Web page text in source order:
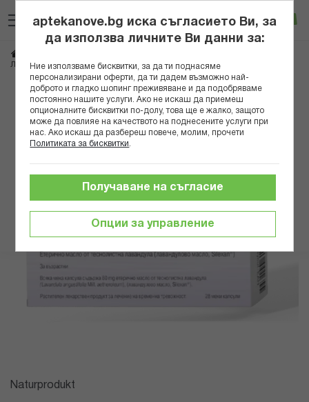
към
съдържанието
Вход
ЛЕВАКСАН КАПС. 80МГ Х 28
Преминете
края
Преминете
Naturprodukt
aptekanove.bg иска съгласието Ви, за
да използва личните Ви данни за:
Ние използваме бисквитки, за да ти поднасяме
персонализирани оферти, да ти дадем възможно най-
доброто и гладко шопинг преживяване и да подобряваме
постоянно нашите услуги. Ако не искаш да приемеш
опционалните бисквитки по-долу, това ще е жалко, защото
може да повлияе на качеството на поднесените услуги при
нас. Ако искаш да разбереш повече, молим, прочети
Политиката за бисквитки
Опции за управление
Получаване на съгласие